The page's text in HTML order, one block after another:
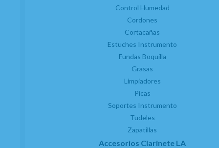
Control Humedad
Cordones
Cortacañas
Estuches Instrumento
Fundas Boquilla
Grasas
Limpiadores
Picas
Soportes Instrumento
Tudeles
Zapatillas
Accesorios Clarinete LA